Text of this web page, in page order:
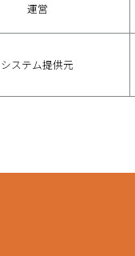
運営
システム提供元